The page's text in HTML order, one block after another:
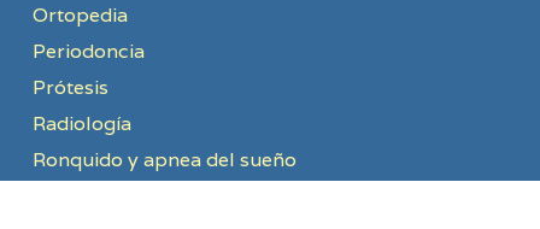
Ortopedia
Periodoncia
Prótesis
Radiología
Ronquido y apnea del sueño